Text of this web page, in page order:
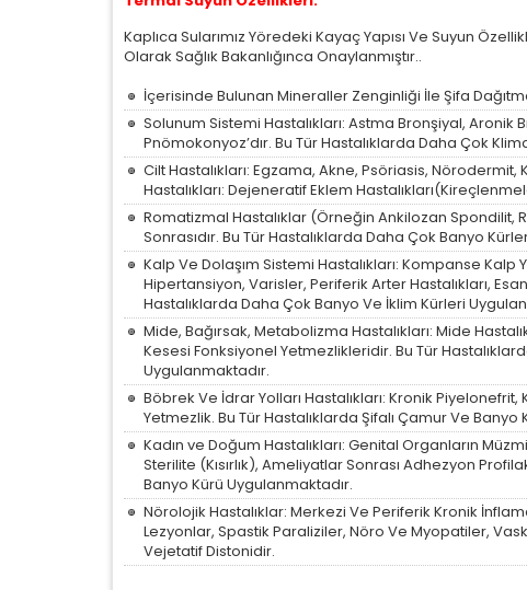
Size
az
Kaplıca Sularımız Yöredeki Kayaç Yapısı Ve Suyun
Olarak Sağlık Bakanlığınca Onaylanmıştır..
İçerisinde Bulunan Mineraller Zenginliği İle Şifa
Solunum Sistemi Hastalıkları: Astma Bronşiyal, Aronik
Pnömokonyoz’dır. Bu Tür Hastalıklarda Daha Çok
Cilt Hastalıkları: Egzama, Akne, Psöriasis,
Hastalıkları: Dejeneratif Eklem
Romatizmal Hastalıklar (Örneğin Ankilozan
Sonrasıdır. Bu Tür Hastalıklarda Daha Çok Banyo
Kalp Ve Dolaşım Sistemi Hastalıkları: Kompanse
Hipertansiyon, Varisler, Periferik Arter Hastalıkları,
Hastalıklarda Daha Çok Banyo Ve İklim Kürleri
Mide, Bağırsak, Metabolizma Hastalıkları: Mide
Kesesi Fonksiyonel Yetmezlikleridir. Bu Tür
Uygulanmaktadır.
Böbrek Ve İdrar Yolları Hastalıkları: Kronik
Yetmezlik. Bu Tür Hastalıklarda Şifalı Çamur Ve Banyo
Kadın ve Doğum Hastalıkları: Genital Organların
Sterilite (Kısırlık), Ameliyatlar Sonrası Adhezyon
Banyo Kürü Uygulanmaktadır.
Nörolojik Hastalıklar: Merkezi Ve Periferik Kronik
Lezyonlar, Spastik Paraliziler, Nöro Ve Myopatiler,
Vejetatif Distonidir.